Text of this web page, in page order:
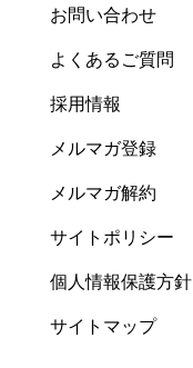
お問い合わせ
よくあるご質問
採用情報
メルマガ登録
メルマガ解約
サイトポリシー
個人情報保護方針
サイトマップ